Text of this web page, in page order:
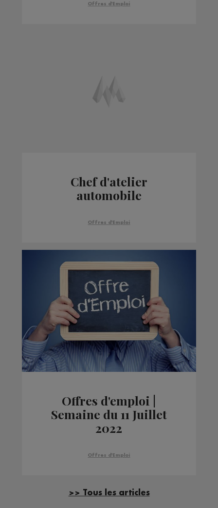
Offres d'Emploi
Chef d'atelier
automobile
Offres d'Emploi
Offres d'emploi |
Semaine du 11 Juillet
2022
Offres d'Emploi
>> Tous les articles